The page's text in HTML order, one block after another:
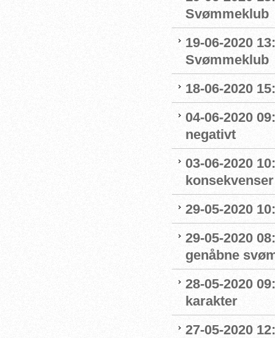
Svømmeklub
19-06-2020
Svømmeklub
18-06-2020
04-06-2020
negativt
03-06-2020
29-05-2020
29-05-2020
genåbne
28-05-2020
karakter
27-05-2020